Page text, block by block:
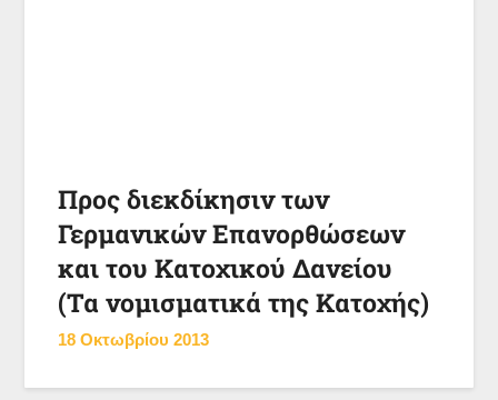
Προς διεκδίκησιν των
Γερμανικών Επανορθώσεων
και του Κατοχικού Δανείου
(Τα νομισματικά της Κατοχής)
18 Οκτωβρίου 2013